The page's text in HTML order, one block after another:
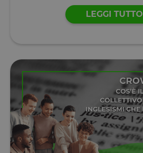
LEGGI TUTTO